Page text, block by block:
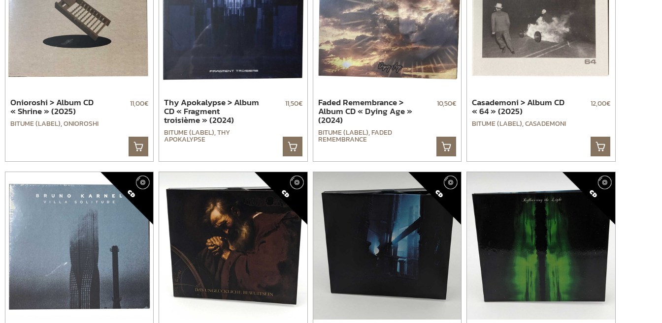
Onioroshi > Album CD
« Shrine » (2025)
11,00€
BITUME (LABEL),ONIOROSHI
Thy Apokalypse > Album
CD « Fragment
troisième » (2024)
11,50€
BITUME (LABEL),THY
APOKALYPSE
Faded Remembrance >
Album CD « Dying Age »
(2024)
10,50€
BITUME (LABEL),FADED
REMEMBRANCE
Casademoni > Album CD
« 64 » (2025)
12,00€
BITUME (LABEL),CASADEMONI